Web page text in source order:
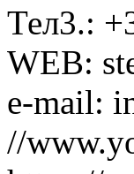
Тел3.:
WEB:
e-mail:
//